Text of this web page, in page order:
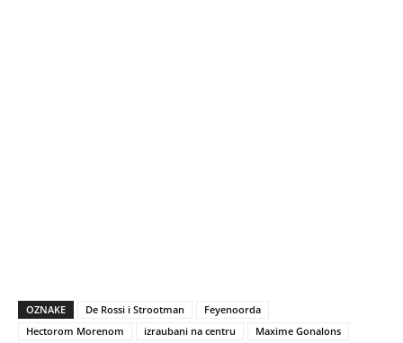
OZNAKE De Rossi i Strootman
Feyenoorda
Hectorom Morenom
izraubani na centru
Maxime Gonalons